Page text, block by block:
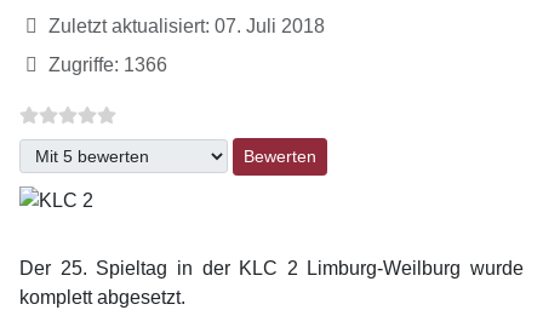
Zuletzt aktualisiert: 07. Juli 2018
Zugriffe: 1366
Bitte bewerten
Der 25. Spieltag in der KLC 2 Limburg-Weilburg wurde
komplett abgesetzt.